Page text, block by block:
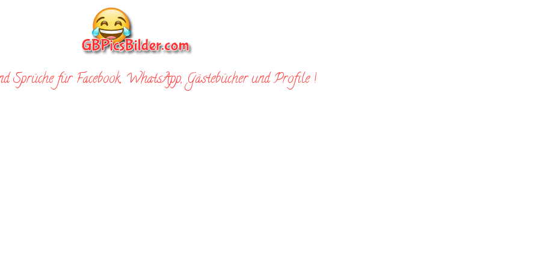
Sprüche für Facebook, WhatsApp, Gästebücher und Profile !